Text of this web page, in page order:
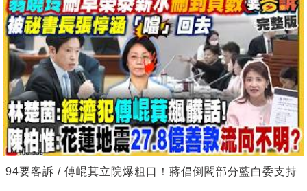
94要客訴 / 傅崐萁立院爆粗口！蔣倡倒閣部分藍白委支持